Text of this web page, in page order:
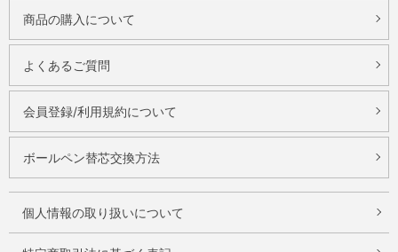
商品の購入について
よくあるご質問
会員登録/利用規約について
ボールペン替芯交換方法
個人情報の取り扱いについて